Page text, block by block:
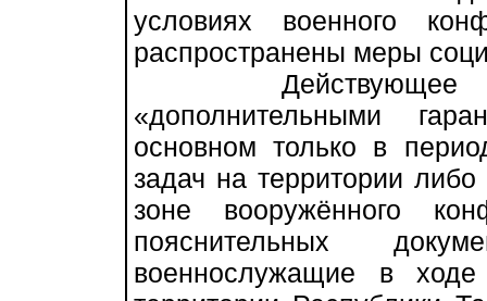
условиях военного
распространены меры
Действующее
«дополнительными
основном только в
задач на территории
зоне вооружённого
пояснительных
военнослужащие в